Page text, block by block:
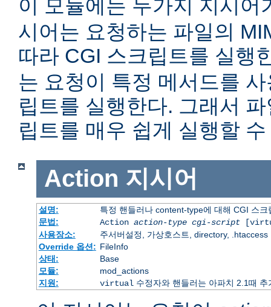
이 모듈에는 두가지 지시어
시어는 요청하는 파일의
따라 CGI 스크립트를 실행
는 요청이 특정 메서드를
립트를 실행한다. 그래서
립트를 매우 쉽게 실행할
Action 지시어
설명:
특정 핸들러나 content-type에 대해 CGI 스크
문법:
Action action-type cgi-script
사용장소:
주서버설정, 가상호스트, directory, .htaccess
Override 옵션: FileInfo
상태:
Base
모듈:
mod_actions
지원:
virtual 수정자와 핸들러는 아파치 2.1때 추